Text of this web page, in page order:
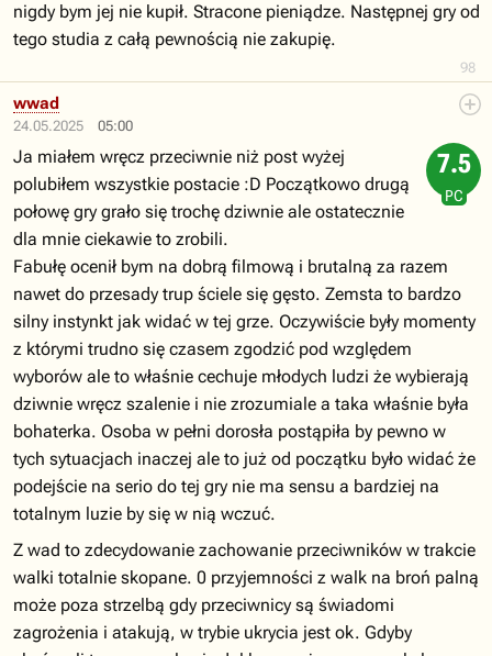
98
nigdy bym jej nie kupił. Stracone pieniądze. Następnej gry od
tego studia z całą pewnością nie zakupię.
24.05.2025 05:00
wwad
7.5
PC
Ja miałem wręcz przeciwnie niż post wyżej
polubiłem wszystkie postacie :D Początkowo drugą
połowę gry grało się trochę dziwnie ale ostatecznie
dla mnie ciekawie to zrobili.
Fabułę ocenił bym na dobrą filmową i brutalną za razem
nawet do przesady trup ściele się gęsto. Zemsta to bardzo
silny instynkt jak widać w tej grze. Oczywiście były momenty
z którymi trudno się czasem zgodzić pod względem
wyborów ale to właśnie cechuje młodych ludzi że wybierają
dziwnie wręcz szalenie i nie zrozumiale a taka właśnie była
bohaterka. Osoba w pełni dorosła postąpiła by pewno w
tych sytuacjach inaczej ale to już od początku było widać że
podejście na serio do tej gry nie ma sensu a bardziej na
totalnym luzie by się w nią wczuć.
Z wad to zdecydowanie zachowanie przeciwników w trakcie
walki totalnie skopane. 0 przyjemności z walk na broń palną
może poza strzelbą gdy przeciwnicy są świadomi
zagrożenia i atakują, w trybie ukrycia jest ok. Gdyby